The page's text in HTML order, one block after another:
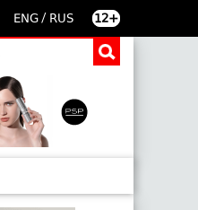
ENG / RUS 12+